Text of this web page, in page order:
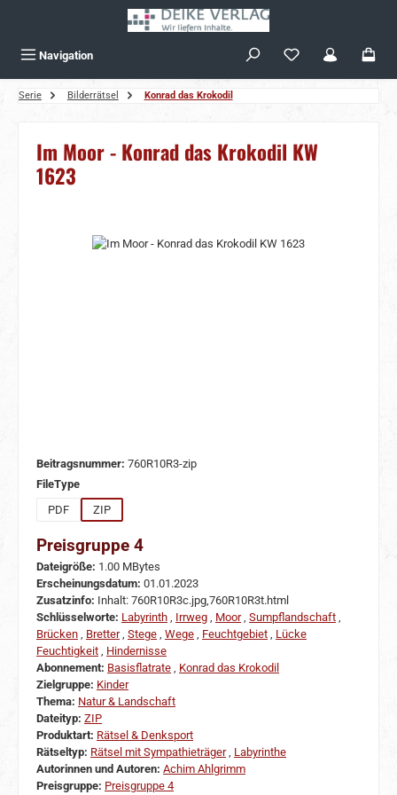
Navigation
Serie Bilderrätsel Konrad das Krokodil
Im Moor - Konrad das Krokodil KW
1623
Bildergalerie überspringen
Beitragsnummer: 760R10R3-zip
FileTypeauswählen
PDF
ZIP
Preisgruppe 4
Dateigröße: 1.00 MBytes
Erscheinungsdatum: 01.01.2023
Zusatzinfo: Inhalt: 760R10R3c.jpg,760R10R3t.html
Schlüsselworte: Labyrinth , Irrweg , Moor, Sumpflandschaft ,
Brücken , Bretter, Stege , Wege , Feuchtgebiet , Lücke
Feuchtigkeit , Hindernisse
Abonnement: Basisflatrate , Konrad das Krokodil
Zielgruppe: Kinder
Thema: Natur & Landschaft
Dateityp: ZIP
Produktart: Rätsel & Denksport
Rätseltyp: Rätsel mit Sympathieträger, Labyrinthe
Autorinnen und Autoren: Achim Ahlgrimm
Preisgruppe: Preisgruppe 4